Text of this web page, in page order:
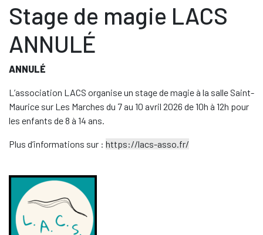
Stage de magie LACS
ANNULÉ
ANNULÉ
L’association LACS organise un stage de magie à la salle Saint-
Maurice sur Les Marches du 7 au 10 avril 2026 de 10h à 12h pour
les enfants de 8 à 14 ans.
Plus d’informations sur : https://lacs-asso.fr/